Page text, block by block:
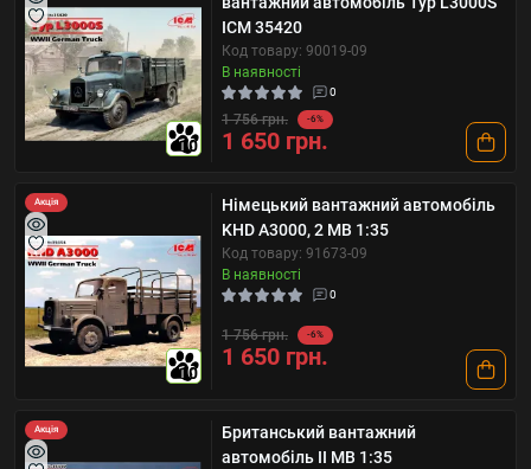
10
ICM 35420
Код товару: 90019-09
В наявності
0
1 756 грн. -6%
1 650 грн.
Акція
10
Німецький вантажний автомобіль
KHD A3000, 2 МВ 1:35
Код товару: 91673-09
В наявності
0
1 756 грн. -6%
1 650 грн.
Акція
Британський вантажний
автомобіль ІІ МВ 1:35